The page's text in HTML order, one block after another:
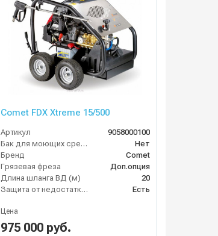
Comet FDX Xtreme 15/500
Артикул
9058000100
Бак для моющих средств
Нет
Бренд
Comet
Грязевая фреза
Доп.опция
Длина шланга ВД (м)
20
Защита от недостатка масла
Есть
Цена
975 000 руб.